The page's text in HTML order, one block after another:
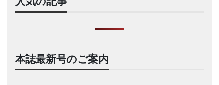
本誌最新号のご案内